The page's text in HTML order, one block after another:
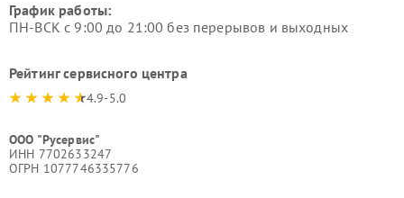
График работы:
ПН-ВСК с 9:00 до 21:00 без перерывов и выходных
Рейтинг сервисного центра
4.9-5.0
ООО "Русервис"
ИНН 7702633247
ОГРН 1077746335776